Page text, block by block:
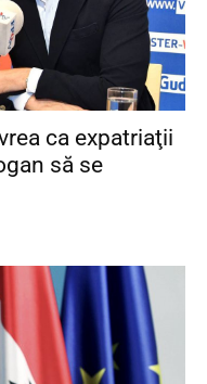
ca expatriaţii
să se